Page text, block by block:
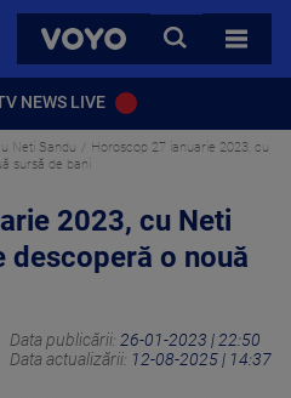
VOYO
CAUTA
TOATE
NEWS LIVE
Neti Sandu
Horoscop 27 ianuarie 2023, cu
sursă de bani
2023, cu Neti
descoperă o nouă
Data publicării: 26-01-2023 | 22:50
Data actualizării: 12-08-2025 | 14:37